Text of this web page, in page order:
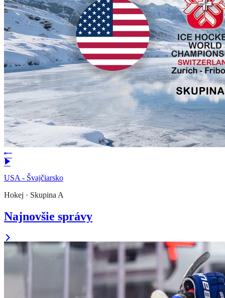
USA - Švajčiarsko
Hokej · Skupina A
Najnovšie správy